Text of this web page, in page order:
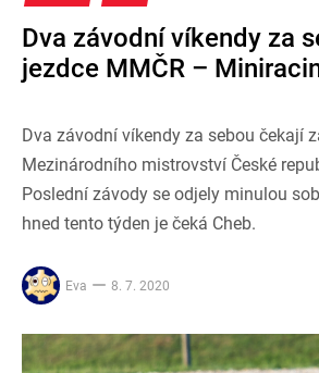
Dva závodní víkendy za
jezdce MMČR –
Dva závodní víkendy za sebou čekají
Mezinárodního mistrovství České
Poslední závody se odjely minulou
hned tento týden je čeká Cheb.
Eva 8. 7. 2020